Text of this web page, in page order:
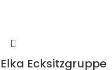
Elka Ecksitzgruppe